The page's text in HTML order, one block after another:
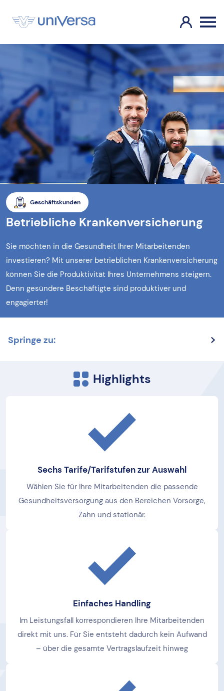
Geschäftskunden
Betriebliche Krankenversicherung
Sie möchten in die Gesundheit Ihrer Mitarbeitenden
investieren? Mit unserer betrieblichen Krankenversicherung
können Sie die Produktivität Ihres Unternehmens steigern.
Denn gesündere Beschäftigte sind produktiver und
engagierter!
Springe zu:
Highlights
Sechs Tarife/Tarifstufen zur Auswahl
Wählen Sie für Ihre Mitarbeitenden die passende
Gesundheitsversorgung aus den Bereichen Vorsorge,
Zahn und stationär.
Einfaches Handling
Im Leistungsfall korrespondieren Ihre Mitarbeitenden
direkt mit uns. Für Sie entsteht dadurch kein Aufwand
– über die gesamte Vertragslaufzeit hinweg